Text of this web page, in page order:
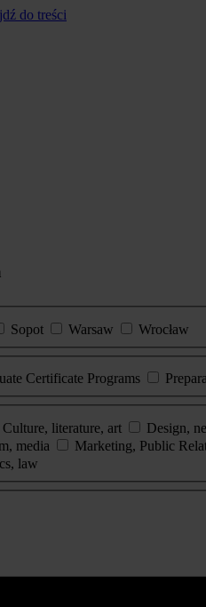
do treści
Sopot Warsaw
Wrocław
Certificate Programs
Culture, literature, art Design,
media Marketing, Public
law